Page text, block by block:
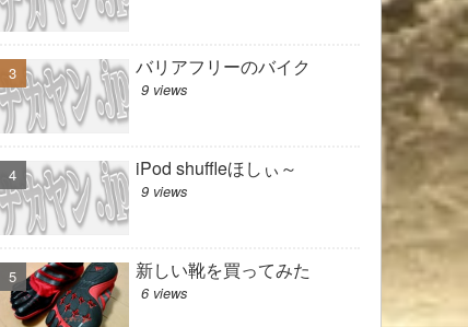
バリアフリーのバイク
9 views
iPod shuffleほしぃ～
9 views
新しい靴を買ってみた
6 views